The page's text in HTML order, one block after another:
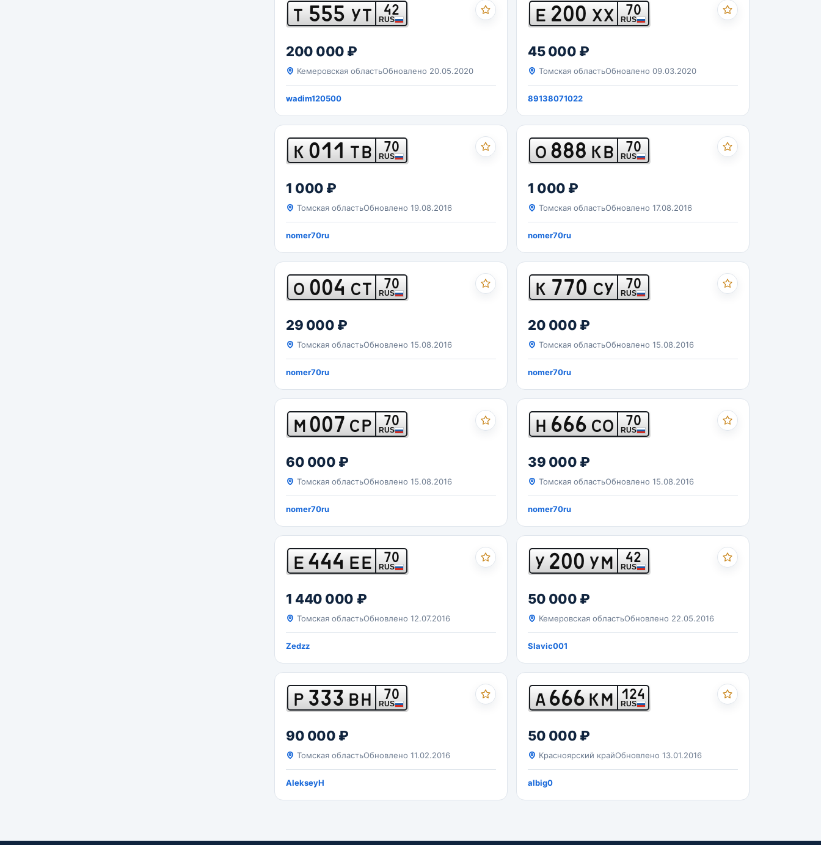
Т 555 УТ 42
RUS
200 000 ₽
Кемеровская областьОбновлено 20.05.2020
wadim120500
Е 200 ХХ 70
RUS
45 000 ₽
Томская областьОбновлено 09.03.2020
89138071022
К 011 ТВ 70
RUS
1 000 ₽
Томская областьОбновлено 19.08.2016
nomer70ru
О 888 КВ 70
RUS
1 000 ₽
Томская областьОбновлено 17.08.2016
nomer70ru
О 004 СТ 70
RUS
29 000 ₽
Томская областьОбновлено 15.08.2016
nomer70ru
К 770 СУ 70
RUS
20 000 ₽
Томская областьОбновлено 15.08.2016
nomer70ru
М007СР 70
RUS
60 000 ₽
Томская областьОбновлено 15.08.2016
nomer70ru
Н 666 СО 70
RUS
39 000 ₽
Томская областьОбновлено 15.08.2016
nomer70ru
Е 444 ЕЕ 70
RUS
1 440 000 ₽
Томская областьОбновлено 12.07.2016
Zedzz
У 200 УМ 42
RUS
50 000 ₽
Кемеровская областьОбновлено 22.05.2016
Slavic001
Р 333 ВН 70
RUS
90 000 ₽
Томская областьОбновлено 11.02.2016
AlekseyH
А666 КМ 124
RUS
50 000 ₽
Красноярский крайОбновлено 13.01.2016
albig0